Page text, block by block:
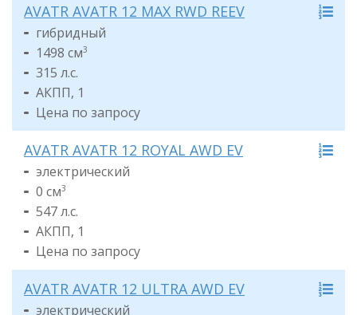
AVATR AVATR 12 MAX RWD REEV
гибридный
1498 см3
315 л.с.
АКПП, 1
Цена по запросу
AVATR AVATR 12 ROYAL AWD EV
электрический
0 см3
547 л.с.
АКПП, 1
Цена по запросу
AVATR AVATR 12 ULTRA AWD EV
электрический